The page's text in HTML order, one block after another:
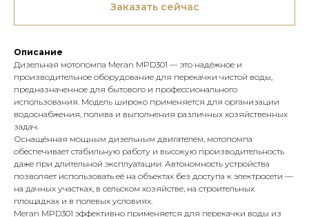
Заказать сейчас
Описание
Дизельная мотопомпа Meran MPD301 — это надёжное и
производительное оборудование для перекачки чистой воды,
предназначенное для бытового и профессионального
использования. Модель широко применяется для организации
водоснабжения, полива и выполнения различных хозяйственных
задач.
Оснащённая мощным дизельным двигателем, мотопомпа
обеспечивает стабильную работу и высокую производительность
даже при длительной эксплуатации. Автономность устройства
позволяет использовать её на объектах без доступа к электросети —
на дачных участках, в сельском хозяйстве, на строительных
площадках и в полевых условиях.
Meran MPD301 эффективно применяется для перекачки воды из